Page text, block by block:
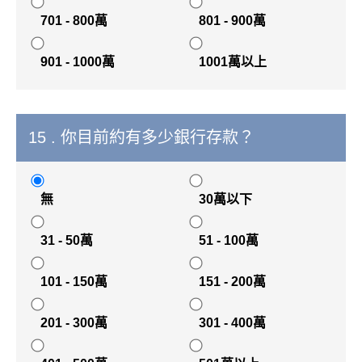
701 - 800萬 801 - 900萬
901 - 1000萬 1001萬以上
15 . 你目前約有多少銀行存款？
無 30萬以下
31 - 50萬 51 - 100萬
101 - 150萬 151 - 200萬
201 - 300萬 301 - 400萬